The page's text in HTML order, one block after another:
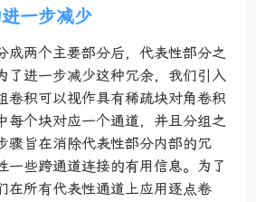
一步减少
成两个主要部分后，代表性部分之
了进一步减少这种冗余，我们引入
卷积可以视作具有稀疏块对角卷积
每个块对应一个通道，并且分组之
骤旨在消除代表性部分内部的冗
一些跨通道连接的有用信息。为了
在所有代表性通道上应用逐点卷